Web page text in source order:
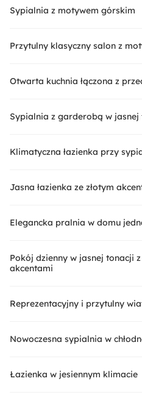
Sypialnia z motywem górskim
Przytulny klasyczny salon z
Otwarta kuchnia łączona z
Sypialnia z garderobą w jasnej
Klimatyczna łazienka przy
Jasna łazienka ze złotym
Elegancka pralnia w domu
Pokój dzienny w jasnej tonacji
akcentami
Reprezentacyjny i przytulny
Nowoczesna sypialnia w
Łazienka w jesiennym klimacie